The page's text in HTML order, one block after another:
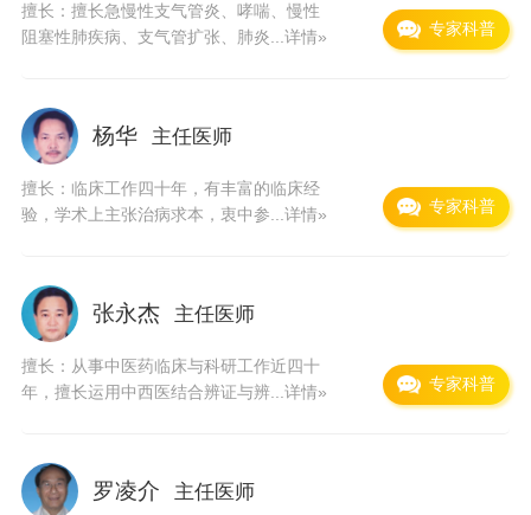
的“糖尿病早期肾病的中医药研究”被列为海南省
疗研究所采用中医传统疗法和中西医结合治疗骨
折、脊椎疾患和骨髓炎等疾病有显著疗效，在治
疗股骨头无菌性坏死和胫骨缺损性骨不连方面，
治疗效果达到国内先进水平，被批准为海南省唯
我省药监管理部门批准认定的全省中药院内制剂
加工生产基地，具有生产各种中药制剂的能力，
在设备及技术力量具有一定的规模，目前生产制
著，深受广大患者的喜爱。 海南省中医院坚
持“以人为本，用心服务”的理念，积极探索适应
擅长：擅长急慢性支气管炎、哮喘、慢性
阻塞性肺疾病、支气管扩张、肺炎... 详情» 专家科普
杨华 主任医师
擅长：临床工作四十年，有丰富的临床经
验，学术上主张治病求本，衷中参... 详情» 专家科普
张永杰 主任医师
擅长：从事中医药临床与科研工作近四十
年，擅长运用中西医结合辨证与辨...详情» 专家科普
罗凌介 主任医师